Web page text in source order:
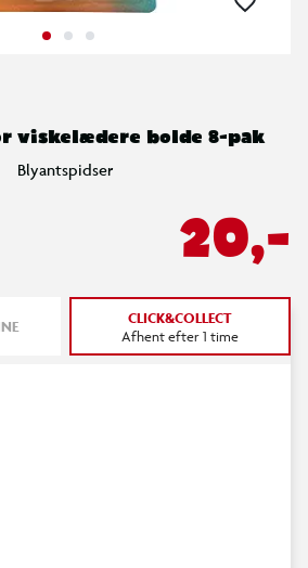
viskelædere bolde 8-pak
Blyantspidser
20,-
CLICK&COLLECT
Afhent efter 1 time